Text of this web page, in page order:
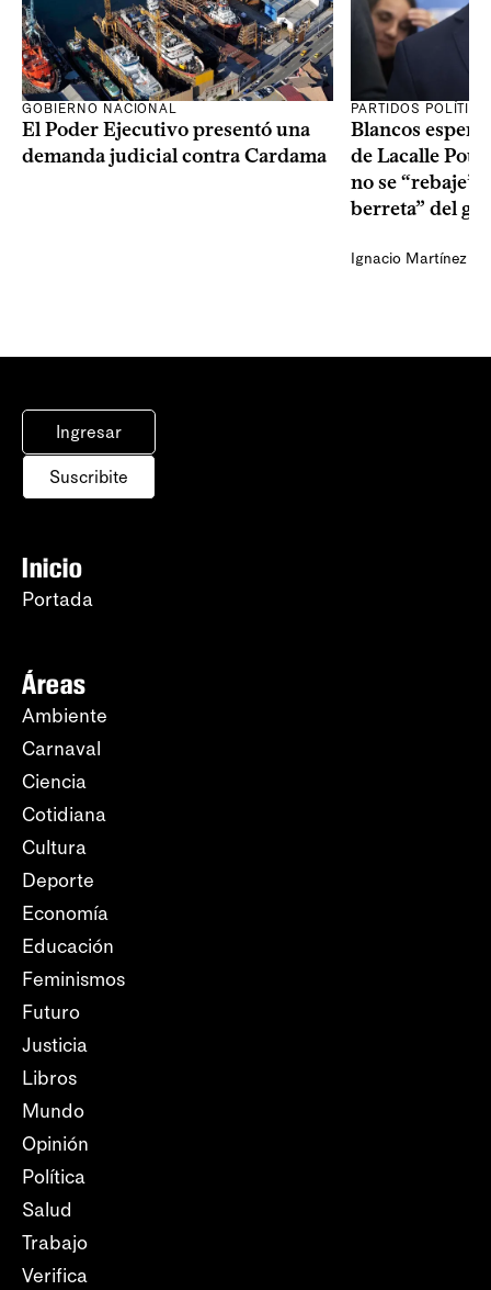
GOBIERNO NACIONAL
El Poder Ejecutivo presentó una
demanda judicial contra Cardama
PARTIDOS
Blancos
de Lacalle Pou
no se “rebaje”
berreta” del
Ignacio Martínez
Ingresar
Suscribite
Inicio
Portada
Áreas
Ambiente
Carnaval
Ciencia
Cotidiana
Cultura
Deporte
Economía
Educación
Feminismos
Futuro
Justicia
Libros
Mundo
Opinión
Política
Salud
Trabajo
Verifica